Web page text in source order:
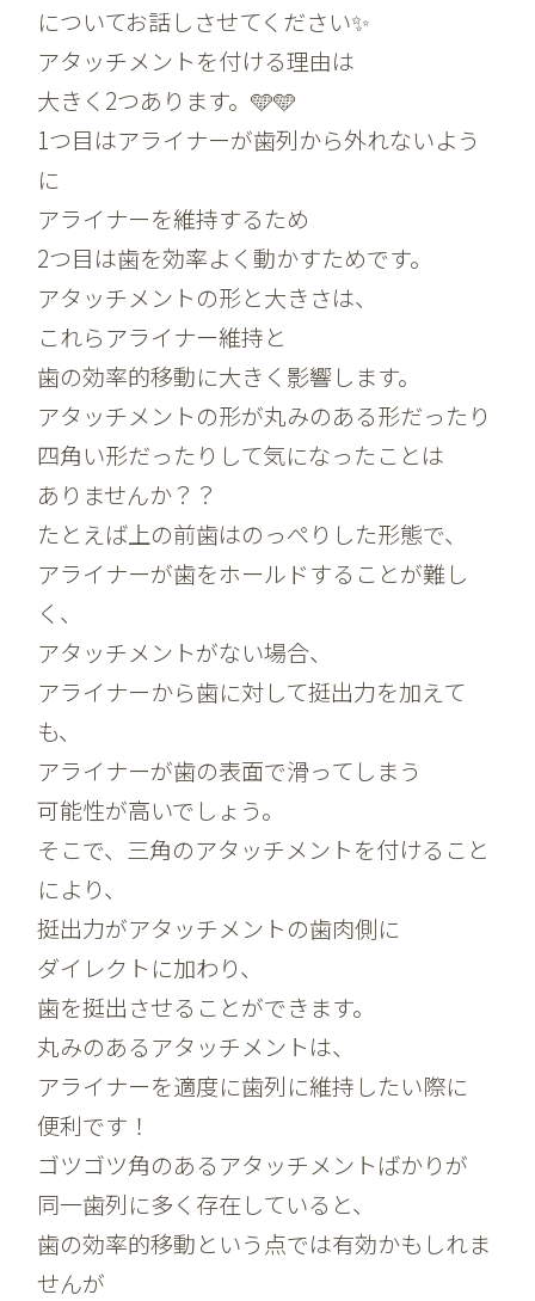
についてお話しさせてください✨
アタッチメントを付ける理由は
大きく2つあります。🩵🩵
1つ目はアライナーが歯列から外れないよう
に
アライナーを維持するため
2つ目は歯を効率よく動かすためです。
アタッチメントの形と大きさは、
これらアライナー維持と
歯の効率的移動に大きく影響します。
アタッチメントの形が丸みのある形だったり
四角い形だったりして気になったことは
ありませんか？？
たとえば上の前歯はのっぺりした形態で、
アライナーが歯をホールドすることが難し
く、
アタッチメントがない場合、
アライナーから歯に対して挺出力を加えて
も、
アライナーが歯の表面で滑ってしまう
可能性が高いでしょう。
そこで、三角のアタッチメントを付けること
により、
挺出力がアタッチメントの歯肉側に
ダイレクトに加わり、
歯を挺出させることができます。
丸みのあるアタッチメントは、
アライナーを適度に歯列に維持したい際に
便利です！
ゴツゴツ角のあるアタッチメントばかりが
同一歯列に多く存在していると、
歯の効率的移動という点では有効かもしれま
せんが